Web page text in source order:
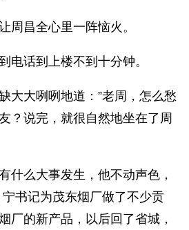
周昌全心里一阵恼火。
电话到上楼不到十分钟。
大大咧咧地道：”老周，怎么愁
？说完，就很自然地坐在了周
什么大事发生，他不动声色，
书记为茂东烟厂做了不少贡
厂的新产品，以后回了省城，